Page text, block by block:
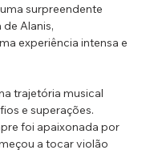
surpreendente
Alanis,
experiência intensa e
trajetória musical
e superações.
foi apaixonada por
a tocar violão